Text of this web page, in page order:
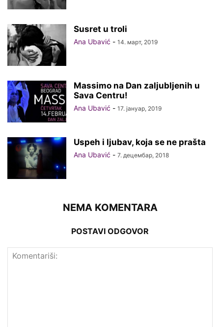
Susret u troli
Ana Ubavić - 14. март, 2019
Massimo na Dan zaljubljenih u
Sava Centru!
Ana Ubavić - 17. јануар, 2019
Uspeh i ljubav, koja se ne prašta
Ana Ubavić - 7. децембар, 2018
NEMA KOMENTARA
POSTAVI ODGOVOR